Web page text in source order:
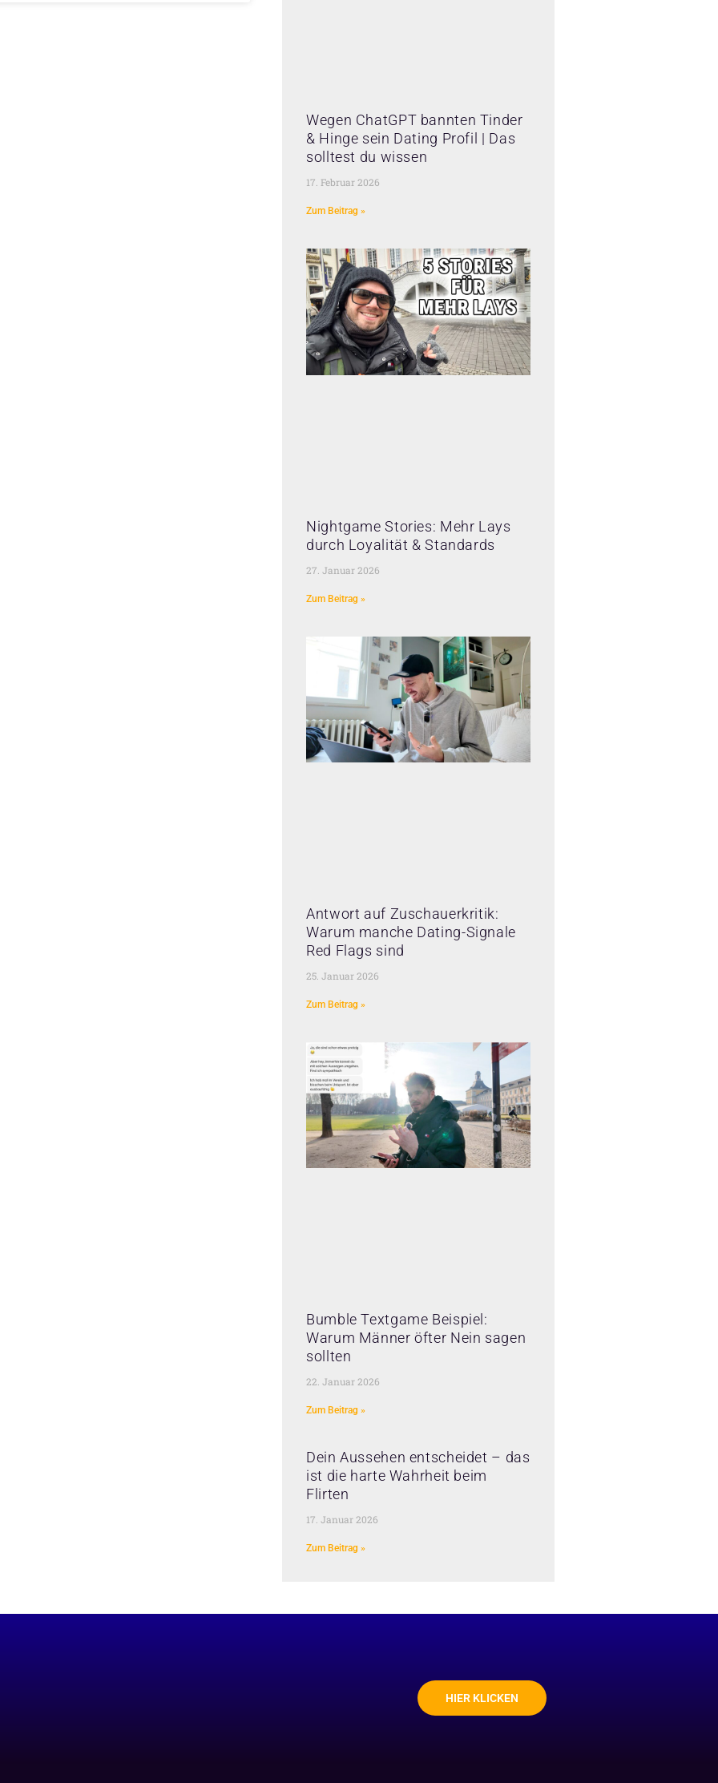
Wegen ChatGPT bannten Tinder
& Hinge sein Dating Profil | Das
solltest du wissen
17. Februar 2026
Zum Beitrag »
Nightgame Stories: Mehr Lays
durch Loyalität & Standards
27. Januar 2026
Zum Beitrag »
Antwort auf Zuschauerkritik:
Warum manche Dating-Signale
Red Flags sind
25. Januar 2026
Zum Beitrag »
Bumble Textgame Beispiel:
Warum Männer öfter Nein sagen
sollten
22. Januar 2026
Zum Beitrag »
Dein Aussehen entscheidet – das
ist die harte Wahrheit beim
Flirten
17. Januar 2026
Zum Beitrag »
HIER KLICKEN